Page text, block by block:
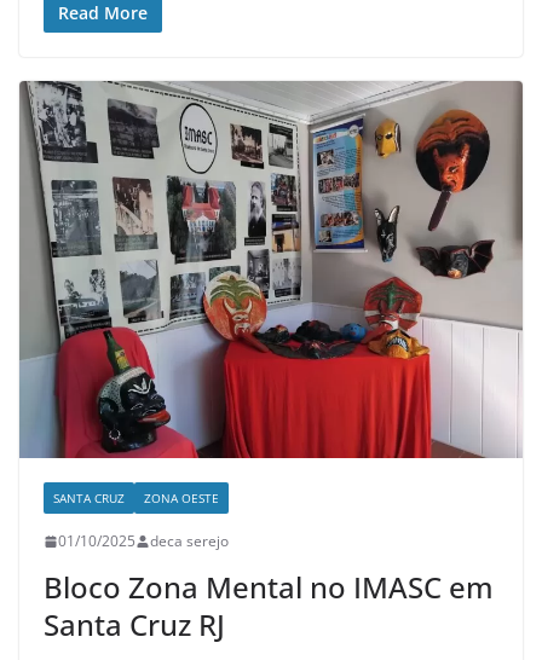
Read More
SANTA CRUZ ZONA OESTE
01/10/2025 deca serejo
Bloco Zona Mental no IMASC em
Santa Cruz RJ